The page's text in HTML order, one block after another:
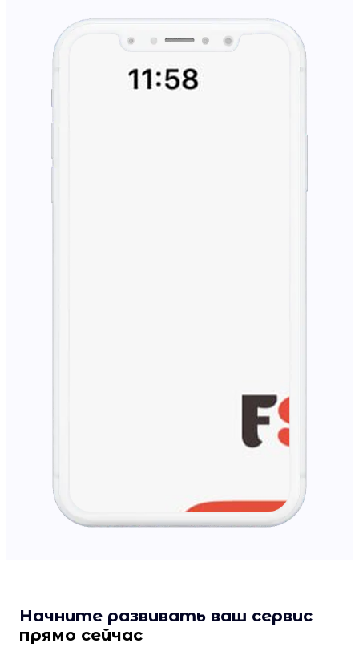
Начните развивать ваш сервис
прямо сейчас